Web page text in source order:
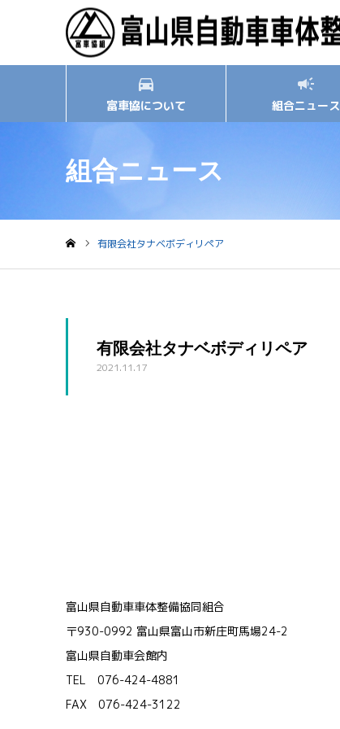
富車協について 組合ニュース
組合ニュース
有限会社タナベボディリペア
有限会社タナベボディリペア
2021.11.17
富山県自動車車体整備協同組合
〒930-0992 富山県富山市新庄町馬場24-2
富山県自動車会館内
TEL 076-424-4881
FAX 076-424-3122